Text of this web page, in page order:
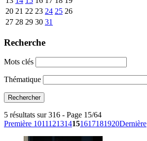
20 21 22 23 24 25 26
27 28 29 30 31
Recherche
Mots clés
Thématique
5 résultats sur 316 - Page 15/64
Première 1011121314151617181920Dernière